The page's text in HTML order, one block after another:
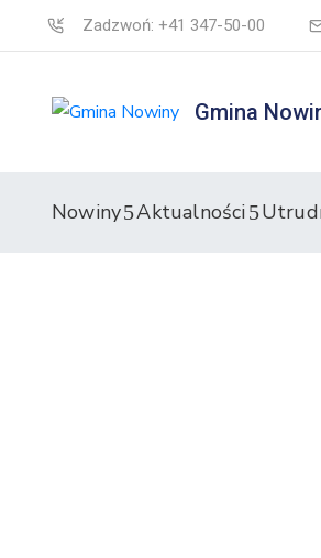
Zadzwoń: +41 347-50-00
Gmina
Nowiny Aktualności